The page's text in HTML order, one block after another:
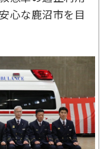
心な鹿沼市を目